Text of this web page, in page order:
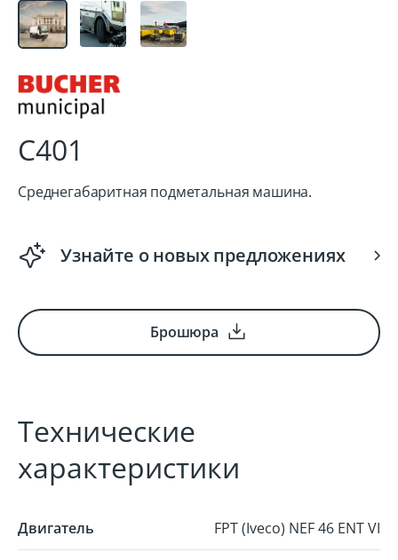
C401
Среднегабаритная подметальная машина.
Узнайте о новых предложениях
Брошюра
Технические
характеристики
Двигатель FPT (Iveco) NEF 46 ENT VI